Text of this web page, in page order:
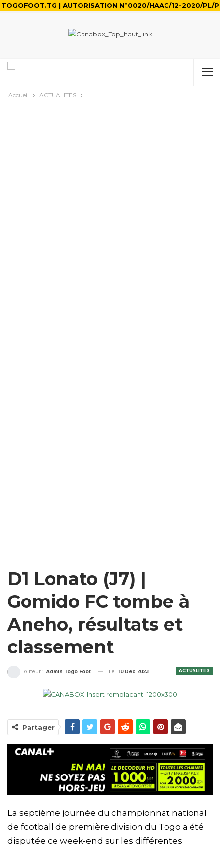
TOGOFOOT.TG | AUTORISATION N°0020/HAAC/12-2020/PL/P
Accueil ACTUALITES
D1 Lonato (J7) |
Gomido FC tombe à
Aneho, résultats et
classement
ACTUALITES
Auteur : Admin Togo Foot Le 10 Déc 2023
Partager
La septième journée du championnat national
de football de première division du Togo a été
disputée ce week-end sur les différentes